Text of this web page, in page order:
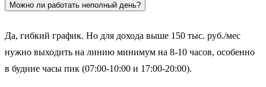
Можно ли работать неполный день?
Да, гибкий график. Но для дохода выше 150 тыс. руб./мес
нужно выходить на линию минимум на 8-10 часов, особенно
в будние часы пик (07:00-10:00 и 17:00-20:00).